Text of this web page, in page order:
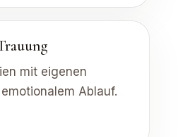
mit eigenen
Ablauf.